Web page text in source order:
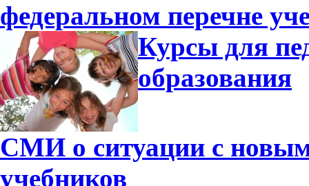
федеральном перечне
Курсы для
образования
СМИ о ситуации с
учебников